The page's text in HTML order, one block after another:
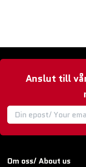
Anslut till
Om oss/ About us